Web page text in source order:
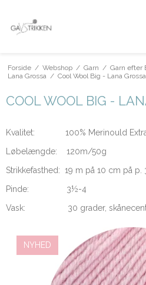
Forside / Webshop / Garn / Garn efter
Lana Grossa / Cool Wool Big - Lana Grossa
COOL WOOL BIG -
Kvalitet: 100% Merinould
Løbelængde: 120m/50g
Strikkefasthed: 19 m på 10 cm på
Pinde: 3½-4
Vask: 30 grader,
NYHED